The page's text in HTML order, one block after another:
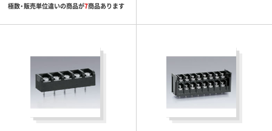
極数・販売単位違いの商品が7商品あります